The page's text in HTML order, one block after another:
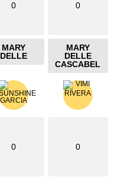
0
MARY
DELLE
0
MARY
DELLE
CASCABEL
0 0